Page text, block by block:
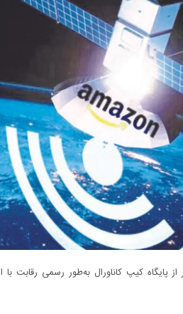
پایگاه کیپ کاناورال به‌طور رسمی رقابت با